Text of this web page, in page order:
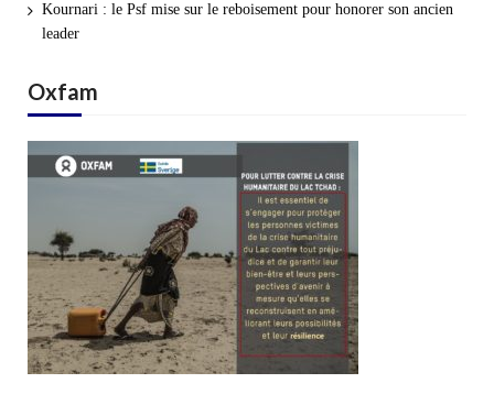
Kournari : le Psf mise sur le reboisement pour honorer son ancien
leader
Oxfam